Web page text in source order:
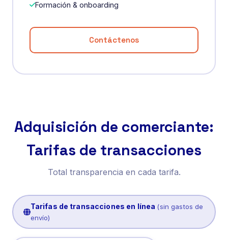
Formación & onboarding
Contáctenos
Adquisición de comerciante:
Tarifas de transacciones
Total transparencia en cada tarifa.
Tarifas de transacciones en línea (sin gastos de
envío)